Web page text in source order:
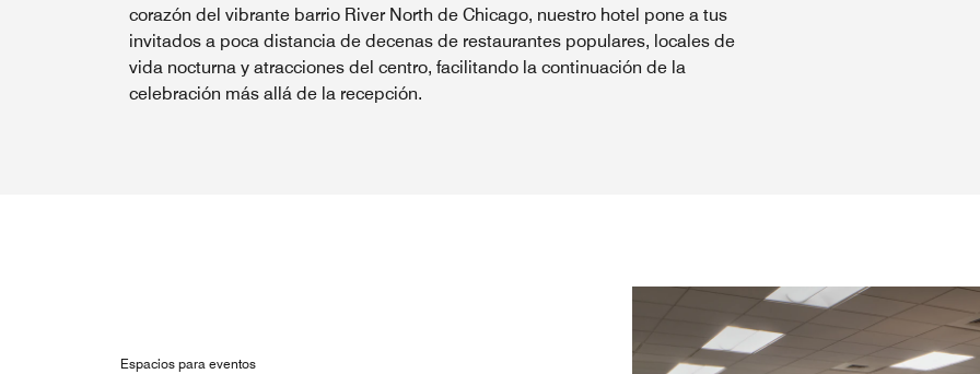
corazón del vibrante barrio River North de Chicago, nuestro hotel pone a tus
invitados a poca distancia de decenas de restaurantes populares, locales de
vida nocturna y atracciones del centro, facilitando la continuación de la
celebración más allá de la recepción.
Espacios para eventos